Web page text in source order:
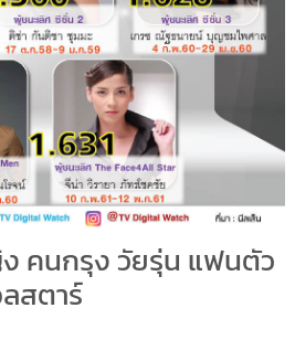
คนกรุง วัยรุ่น แฟนตัว
สตาร์